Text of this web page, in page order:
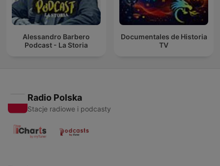
Alessandro Barbero
Podcast - La Storia
Documentales de Historia
TV
Radio Polska
Stacje radiowe i podcasty